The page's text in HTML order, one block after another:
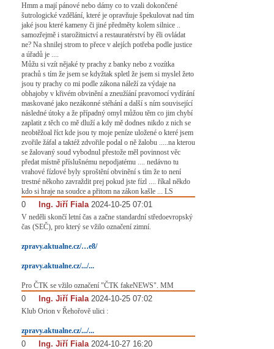
Hmm a mají pánové nebo dámy co to vzali dokončené
šutrologické vzdělání, které je opravňuje špekulovat nad tím
jaké jsou které kameny či jiné předměty kolem silnice ..
samozřejmě i starožitnictví a restauratérství by ěli ovládat
ne? Na shnilej strom to přece v alejích potřeba podle justice
a úřadů je ....
Můžu si vzít nějaké ty prachy z banky nebo z vozítka
prachů s tím že jsem se kdyžtak spletl že jsem si myslel žeto
jsou ty prachy co mi podle zákona náleží za výdaje na
obhajoby v křivém obvinění a zneužíání pravomocí vydírání
maskované jako nezákonné stéhání a další s ním související
následné útoky a že případný omyl můžou těm co jim chybí
zaplatit z těch co mě dluží a kdy mě dodnes nikdo z nich se
neobtěžoal říct kde jsou ty moje peníze uložené o které jsem
zvořile žáfal a taktéž zdvořile podal o ně žalobu .....na kterou
se žalovaný soud vybodnul přestože měl povinnost věc
předat místně příslušnému nepodjatému .... nedávno tu
vrahové fízlové byly sproštění obvinění s tím že to není
trestné někoho zavraždit prej pokud jste fízl .... říkal někdo
kdo si hraje na soudce a přitom na zákon kašle ... LS
0 Ing. Jiří Fiala 2024-10-25 07:01
V neděli skončí letní čas a začne standardní středoevropský
čas (SEČ), pro který se vžilo označení zimní.
zpravy.aktualne.cz/…e8/
zpravy.aktualne.cz/.../...
Pro ČTK se vžilo označení "ČTK fakeNEWS". MM
0 Ing. Jiří Fiala 2024-10-25 07:02
Klub Orion v Řehořově ulici :
zpravy.aktualne.cz/.../...
0 Ing. Jiří Fiala 2024-10-27 16:20